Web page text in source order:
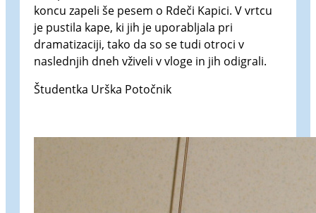
koncu zapeli še pesem o Rdeči Kapici. V vrtcu
je pustila kape, ki jih je uporabljala pri
dramatizaciji, tako da so se tudi otroci v
naslednjih dneh vživeli v vloge in jih odigrali.
Študentka Urška Potočnik